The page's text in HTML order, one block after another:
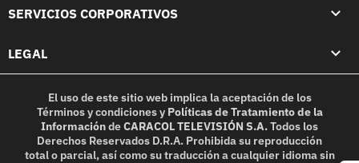
SERVICIOS CORPORATIVOS
LEGAL
El uso de este sitio web implica la aceptación de los
Términos y condicionesy Políticas de Tratamiento de la
InformacióndeCARACOL TELEVISIÓN S.A.Todos los
Derechos Reservados D.R.A. Prohibida su reproducción
total o parcial, así como su traducción a cualquier idioma sin